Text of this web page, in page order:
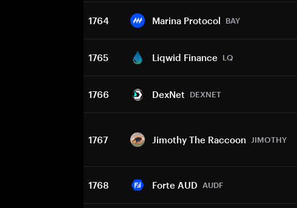
1764 Marina Protocol BAY
1765 Liqwid Finance LQ
1766 DexNet DEXNET
1767 Jimothy The Raccoon JIMOTHY
1768 Forte AUD AUDF